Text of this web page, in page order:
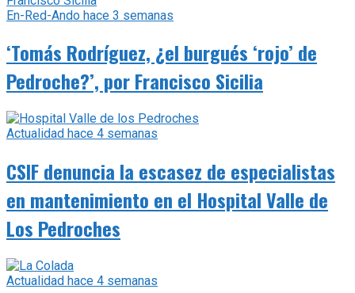
En-Red-Ando hace 3 semanas
‘Tomás Rodríguez, ¿el burgués ‘rojo’ de
Pedroche?’, por Francisco Sicilia
Actualidad hace 4 semanas
CSIF denuncia la escasez de especialistas
en mantenimiento en el Hospital Valle de
Los Pedroches
Actualidad hace 4 semanas